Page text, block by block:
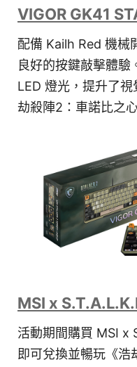
VIGOR GK41
配備 Kailh Red 機械
良好的按鍵敲擊體驗
LED 燈光，提升了
劫殺陣2：車諾比之
MSI x
活動期間購買 MSI x
即可兌換並暢玩《浩